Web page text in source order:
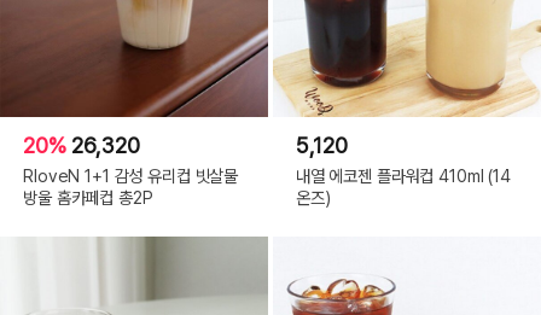
20% 26,320
RloveN 1+1 감성 유리컵 빗살물
방울 홈카페컵 총2P
5,120
내열 에코젠 플라워컵 410ml (14
온즈)